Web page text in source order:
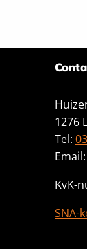
1276
Tel:
Email:
KvK-
SNA-